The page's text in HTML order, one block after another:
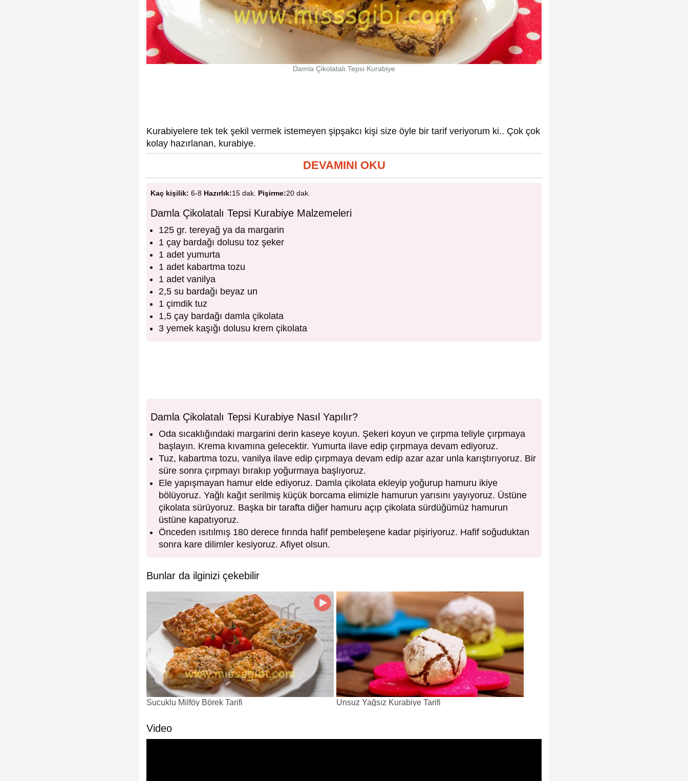
Damla Çikolatalı Tepsi Kurabiye
Kurabiyelere tek tek şekil vermek istemeyen şipşakcı kişi size öyle bir tarif veriyorum ki.. Çok çok
kolay hazırlanan, kurabiye.
DEVAMINI OKU
Kaç kişilik: 6-8 Hazırlık:15 dak. Pişirme:20 dak.
Damla Çikolatalı Tepsi Kurabiye Malzemeleri
125 gr. tereyağ ya da margarin
1 çay bardağı dolusu toz şeker
1 adet yumurta
1 adet kabartma tozu
1 adet vanilya
2,5 su bardağı beyaz un
1 çimdik tuz
1,5 çay bardağı damla çikolata
3 yemek kaşığı dolusu krem çikolata
Damla Çikolatalı Tepsi Kurabiye Nasıl Yapılır?
Oda sıcaklığındaki margarini derin kaseye koyun. Şekeri koyun ve çırpma teliyle çırpmaya
başlayın. Krema kıvamına gelecektir. Yumurta ilave edip çırpmaya devam ediyoruz.
Tuz, kabartma tozu, vanilya ilave edip çırpmaya devam edip azar azar unla karıştırıyoruz. Bir
süre sonra çırpmayı bırakıp yoğurmaya başlıyoruz.
Ele yapışmayan hamur elde ediyoruz. Damla çikolata ekleyip yoğurup hamuru ikiye
bölüyoruz. Yağlı kağıt serilmiş küçük borcama elimizle hamurun yarısını yayıyoruz. Üstüne
çikolata sürüyoruz. Başka bir tarafta diğer hamuru açıp çikolata sürdüğümüz hamurun
üstüne kapatıyoruz.
Önceden ısıtılmış 180 derece fırında hafif pembeleşene kadar pişiriyoruz. Hafif soğuduktan
sonra kare dilimler kesiyoruz. Afiyet olsun.
Bunlar da ilginizi çekebilir
Sucuklu Milföy Börek Tarifi Unsuz Yağsız Kurabiye Tarifi
Video